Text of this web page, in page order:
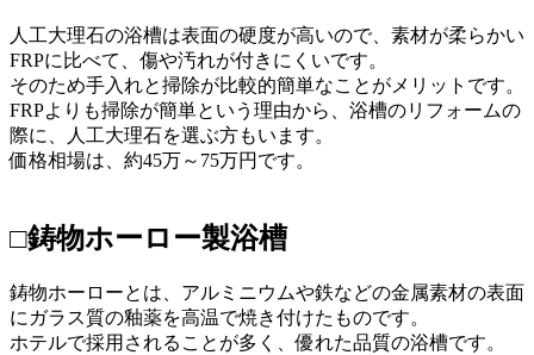
人工大理石の浴槽は表面の硬度が高いので、素材が柔らかい
FRPに比べて、傷や汚れが付きにくいです。
そのため手入れと掃除が比較的簡単なことがメリットです。
FRPよりも掃除が簡単という理由から、浴槽のリフォームの
際に、人工大理石を選ぶ方もいます。
価格相場は、約45万～75万円です。
□鋳物ホーロー製浴槽
鋳物ホーローとは、アルミニウムや鉄などの金属素材の表面
にガラス質の釉薬を高温で焼き付けたものです。
ホテルで採用されることが多く、優れた品質の浴槽です。